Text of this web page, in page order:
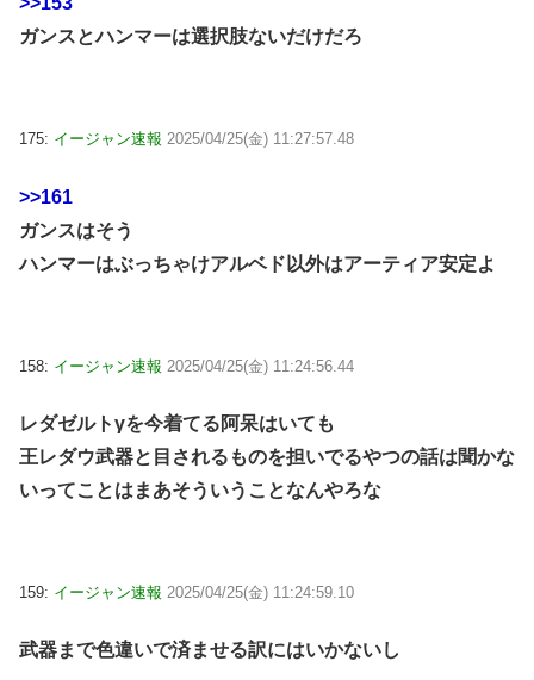
ガンスとハンマーは選択肢ないだけだろ
175: イージャン速報 2025/04/25(金) 11:27:57.48
>>161
ガンスはそう
ハンマーはぶっちゃけアルベド以外はアーティア安定よ
158: イージャン速報 2025/04/25(金) 11:24:56.44
レダゼルトγを今着てる阿呆はいても
王レダウ武器と目されるものを担いでるやつの話は聞かな
いってことはまあそういうことなんやろな
159: イージャン速報 2025/04/25(金) 11:24:59.10
武器まで色違いで済ませる訳にはいかないし